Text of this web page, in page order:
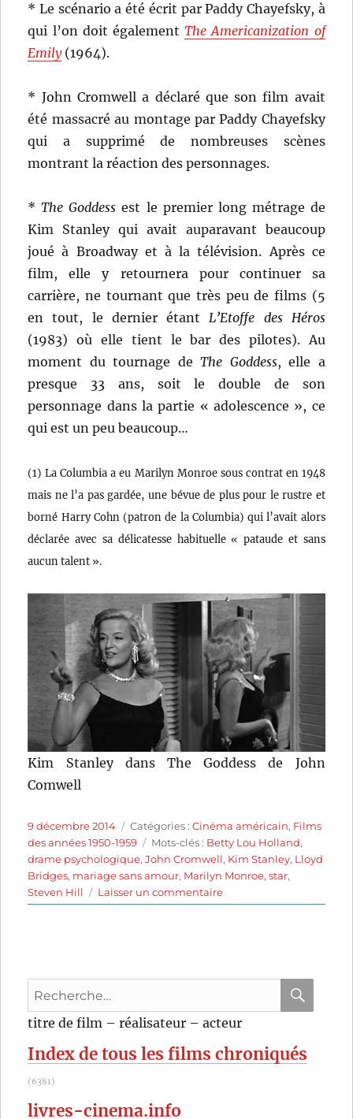
* Le scénario a été écrit par Paddy Chayefsky, à
qui l’on doit égalementThe Americanization of
Emily(1964).
* John Cromwell a déclaré que son film avait
été massacré au montage par Paddy Chayefsky
qui a supprimé de nombreuses scènes
montrant la réaction des personnages.
*The Goddess est le premier long métrage de
Kim Stanley qui avait auparavant beaucoup
joué à Broadway et à la télévision. Après ce
film, elle y retournera pour continuer sa
carrière, ne tournant que très peu de films (5
en tout, le dernier étantL’Etoffe des Héros
(1983) où elle tient le bar des pilotes). Au
moment du tournage deThe Goddess, elle a
presque 33 ans, soit le double de son
personnage dans la partie « adolescence », ce
qui est un peu beaucoup…
(1) La Columbia a eu Marilyn Monroe sous contrat en 1948
mais ne l’a pas gardée, une bévue de plus pour le rustre et
borné Harry Cohn (patron de la Columbia) qui l’avait alors
déclarée avec sa délicatesse habituelle « pataude et sans
aucun talent ».
Kim Stanley dans The Goddess de John
Comwell
Publié
le
9 décembre 2014 Catégories
Catégories :Cinéma américain, Films
des années 1950-1959
Étiquettes
Mots-clés : Betty Lou Holland,
drame psychologique,John Cromwell, Kim Stanley, Lloyd
Bridges, mariage sans amour, Marilyn Monroe,star,
Steven Hill
Laisser un commentairesur
La
Recherche
pour
titre de film – réalisateur – acteur
Index de tous les films chroniqués
(6381)
livres-cinema.info